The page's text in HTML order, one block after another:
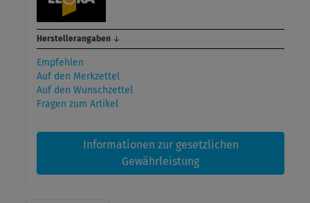
Herstellerangaben ↓
Empfehlen
Auf den Merkzettel
Auf den Wunschzettel
Fragen zum Artikel
Informationen zur gesetzlichen
Gewährleistung